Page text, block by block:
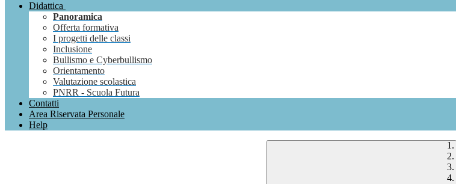
Didattica
Panoramica
Offerta formativa
I progetti delle classi
Inclusione
Bullismo e Cyberbullismo
Orientamento
Valutazione scolastica
PNRR - Scuola Futura
Contatti
Area Riservata Personale
Help